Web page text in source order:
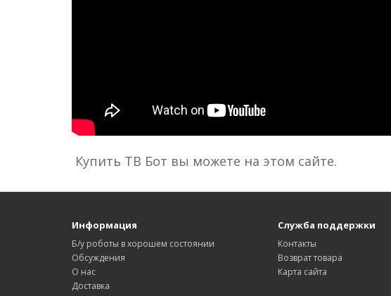
Купить ТВ Бот вы можете на этом сайте.
Информация
Б/у роботы в хорошем состоянии
Обсуждения
О нас
Доставка
Служба поддержки
Контакты
Возврат товара
Карта сайта